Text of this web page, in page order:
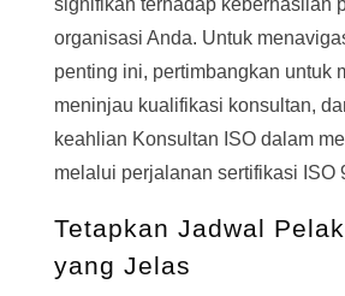
signifikan terhadap keberhasilan
organisasi Anda. Untuk
penting ini, pertimbangkan untuk
meninjau kualifikasi konsultan,
keahlian Konsultan ISO dalam
melalui perjalanan sertifikasi ISO
Tetapkan Jadwal
yang Jelas